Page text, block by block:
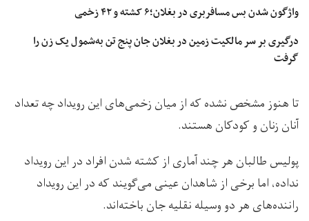
واژگون شدن بس مسافربری در بغلان؛۶ کشته و ۴۲ زخمی
درگیری بر سر مالکیت زمین در بغلان جان پنج تن به‌شمول يک زن را
گرفت
تا هنوز مشخص نشده که از میان زخمی‌های این رویداد چه تعداد
آنان زنان و کودکان هستند.
پولیس طالبان هر چند آماری از کشته شدن افراد در این رویداد
نداده، اما برخی از شاهدان عینی می‌گویند که در این رویداد
راننده‌های هر دو وسیله نقلیه جان باخته‌اند.